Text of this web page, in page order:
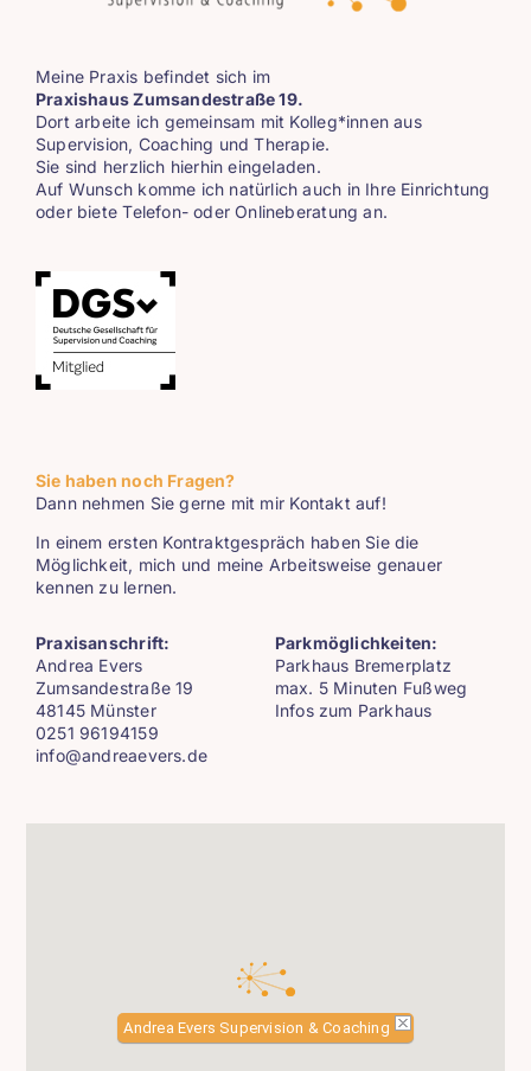
Meine Praxis befindet sich im
Praxishaus Zumsandestraße 19.
Dort arbeite ich gemeinsam mit Kolleg*innen aus
Supervision, Coaching und Therapie.
Sie sind herzlich hierhin eingeladen.
Auf Wunsch komme ich natürlich auch in Ihre Einrichtung
oder biete Telefon- oder Onlineberatung an.
Sie haben noch Fragen?
Dann nehmen Sie gerne mit mir Kontakt auf!
In einem ersten Kontraktgespräch haben Sie die
Möglichkeit, mich und meine Arbeitsweise genauer
kennen zu lernen.
Praxisanschrift:
Andrea Evers
Zumsandestraße 19
48145 Münster
0251 96194159
info@andreaevers.de
Parkmöglichkeiten:
Parkhaus Bremerplatz
max. 5 Minuten Fußweg
Infos zum Parkhaus
Andrea Evers Supervision & Coaching